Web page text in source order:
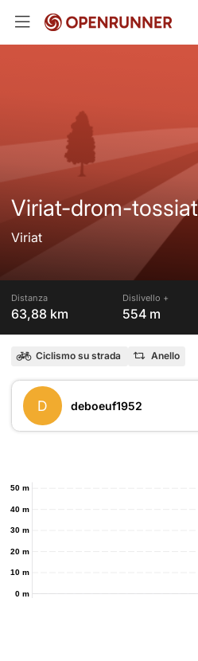
Viriat-drom-
Viriat
Distanza
63,88 km
Dislivello +
554 m
Ciclismo su strada Anello
D deboeuf1952
0 m
10 m
20 m
30 m
40 m
50 m